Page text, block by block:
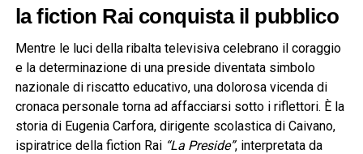
la fiction Rai conquista il pubblico
Mentre le luci della ribalta televisiva celebrano il coraggio
e la determinazione di una preside diventata simbolo
nazionale di riscatto educativo, una dolorosa vicenda di
cronaca personale torna ad affacciarsi sotto i riflettori. È la
storia di Eugenia Carfora, dirigente scolastica di Caivano,
ispiratrice della fiction Rai “La Preside”, interpretata da